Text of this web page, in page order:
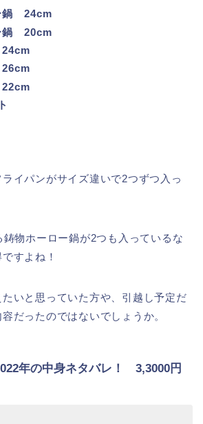
鍋 24cm
鍋 20cm
イパンがサイズ違いで2つずつ入っ
物ホーロー鍋が2つも入っているな
すよね！
いと思っていた方や、引越し予定だ
だったのではないでしょうか。
年の中身ネタバレ！ 3,3000円